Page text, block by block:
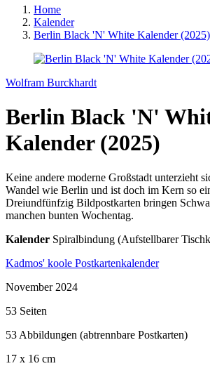
Home
Kalender
Berlin Black 'N' White Kalender (2025)
Wolfram Burckhardt
Berlin Black 'N'
Kalender (2025)
Keine andere moderne Großstadt unterzieht
Wandel wie Berlin und ist doch im Kern so
Dreiundfünfzig Bildpostkarten bringen
manchen bunten Wochentag.
Kalender Spiralbindung (Aufstellbarer
Kadmos' koole Postkartenkalender
November 2024
53 Seiten
53 Abbildungen (abtrennbare Postkarten)
17 x 16 cm